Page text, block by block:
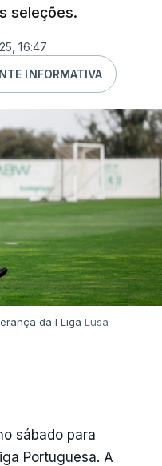
seleções.
16:47
INFORMATIVA
da I Liga Lusa
sábado para
Portuguesa. A